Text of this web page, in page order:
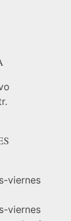
viernes
viernes